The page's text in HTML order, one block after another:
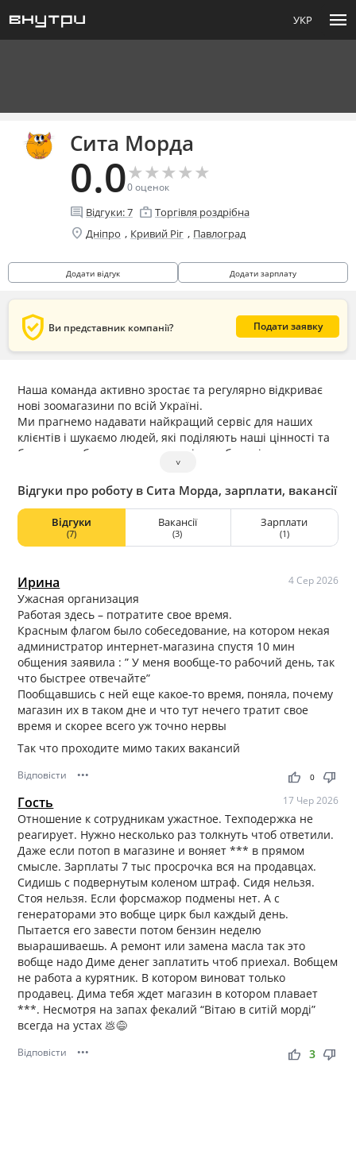
УКР menu
Сита Морда
0.0★
★★
★★
★★
★★
★
0оценок
comment Відгуки:7 enterprise Торгівля роздрібна
location_on Дніпро , Кривий Ріг , Павлоград
Додати відгук Додати зарплату
verified_user Ви представник компанії? Подати заявку
Наша команда активно зростає та регулярно відкриває
нові зоомагазини по всій Україні.
Ми прагнемо надавати найкращий сервіс для наших
клієнтів і шукаємо людей, які поділяють наші цінності та
бажають робити життя домашніх улюбленців кращим.
Ми цінуємо у своїх колегах працьовитість,
професіоналізм, бажання розвиватися в професії.
˅
Відгуки про роботу в Сита Морда, зарплати, вакансії
Відгуки
(7)
Вакансії
(3)
Зарплати
(1)
Ирина 4 Сер 2026
Ужасная организация
Работая здесь – потратите свое время.
Красным флагом было собеседование, на котором некая
администратор интернет-магазина спустя 10 мин
общения заявила : ” У меня вообще-то рабочий день, так
что быстрее отвечайте”
Пообщавшись с ней еще какое-то время, поняла, почему
магазин их в таком дне и что тут нечего тратит свое
время и скорее всего уж точно нервы
Так что проходите мимо таких вакансий
Відповісти ••• thumb_up thumb_down
0
Гость 17 Чер 2026
Отношение к сотрудникам ужастное. Техподержка не
реагирует. Нужно несколько раз толкнуть чтоб ответили.
Даже если потоп в магазине и воняет *** в прямом
смысле. Зарплаты 7 тыс просрочка вся на продавцах.
Сидишь с подвернутым коленом штраф. Сидя нельзя.
Стоя нельзя. Если форсмажор подмены нет. А с
генераторами это вобще цирк был каждый день.
Пытается его завести потом бензин неделю
выарашиваешь. А ремонт или замена масла так это
вобще надо Диме денег заплатить чтоб приехал. Вобщем
не работа а курятник. В котором виноват только
продавец. Дима тебя ждет магазин в котором плавает
***. Несмотря на запах фекалий “Вітаю в ситій морді”
всегда на устах 💩😅
Відповісти ••• thumb_up thumb_down
3